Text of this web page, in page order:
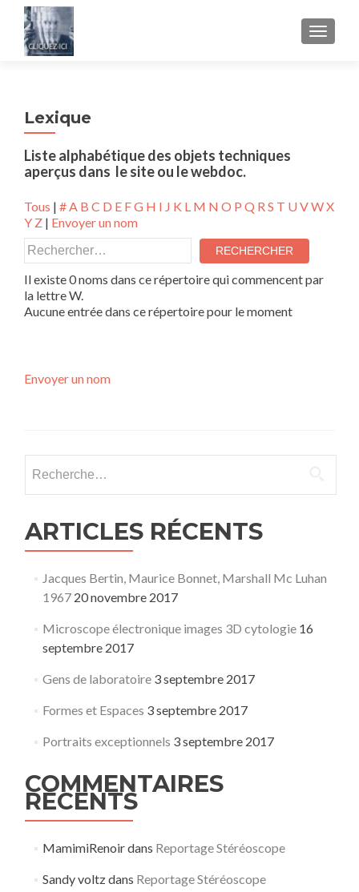
Lexique
Liste alphabétique des objets techniques
aperçus dans le site ou le webdoc.
Tous | #A B C D E FG H I J K L M N O P Q RS T UVWX
Y Z | Envoyer un nom
Il existe 0 noms dans ce répertoire qui commencent par
la lettre W.
Aucune entrée dans ce répertoire pour le moment
Envoyer un nom
ARTICLES RÉCENTS
Jacques Bertin, Maurice Bonnet, Marshall Mc Luhan
1967 20 novembre 2017
Microscope électronique images 3D cytologie 16
septembre 2017
Gens de laboratoire 3 septembre 2017
Formes et Espaces 3 septembre 2017
Portraits exceptionnels 3 septembre 2017
COMMENTAIRES
RÉCENTS
MamimiRenoirdans Reportage Stéréoscope
Sandy voltzdans Reportage Stéréoscope